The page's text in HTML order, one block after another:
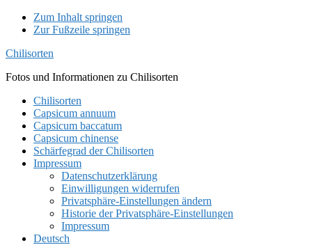
Zum Inhalt springen
Zur Fußzeile springen
Chilisorten
Fotos und Informationen zu Chilisorten
Chilisorten
Capsicum annuum
Capsicum baccatum
Capsicum chinense
Schärfegrad der Chilisorten
Impressum
Datenschutzerklärung
Einwilligungen widerrufen
Privatsphäre-Einstellungen ändern
Historie der Privatsphäre-Einstellungen
Impressum
Deutsch